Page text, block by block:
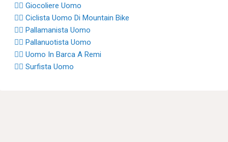
🤹‍♂️ Giocoliere Uomo
🚵‍♂️ Ciclista Uomo Di Mountain Bike
🤾‍♂️ Pallamanista Uomo
🤽‍♂️ Pallanuotista Uomo
🚣‍♂️ Uomo In Barca A Remi
🏄‍♂️ Surfista Uomo